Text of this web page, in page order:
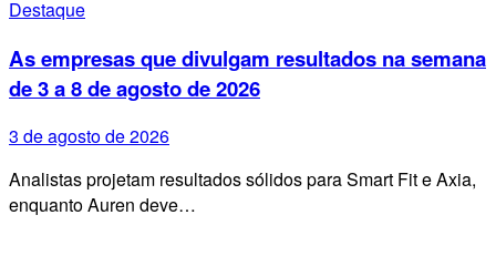
Destaque
As empresas que divulgam resultados na semana
de 3 a 8 de agosto de 2026
3 de agosto de 2026
Analistas projetam resultados sólidos para Smart Fit e Axia,
enquanto Auren deve…